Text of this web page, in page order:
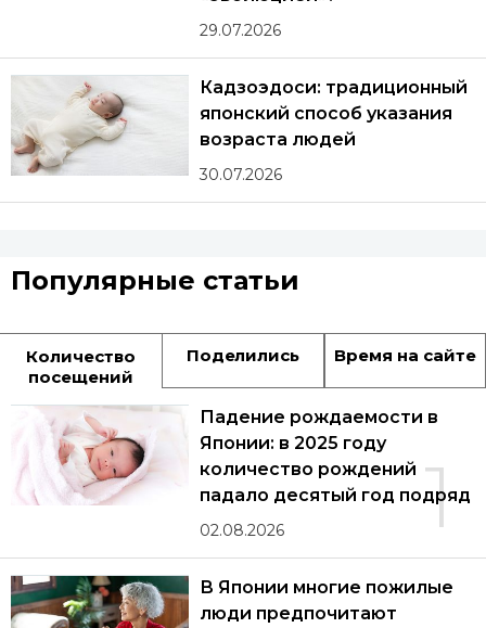
29.07.2026
Кадзоэдоси: традиционный
японский способ указания
возраста людей
30.07.2026
Популярные статьи
Количество
посещений
Поделились Время на сайте
1
Падение рождаемости в
Японии: в 2025 году
количество рождений
падало десятый год подряд
02.08.2026
В Японии многие пожилые
люди предпочитают